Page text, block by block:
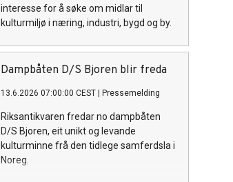
interesse for å søke om midlar til
kulturmiljø i næring, industri, bygd og by.
Dampbåten D/S Bjoren blir freda
13.6.2026 07:00:00 CEST Pressemelding
Riksantikvaren fredar no dampbåten
D/S Bjoren, eit unikt og levande
kulturminne frå den tidlege samferdsla i
Noreg.